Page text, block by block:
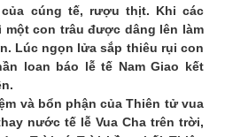
cúng tế, rượu thịt. Khi các
con trâu được dâng lên làm
Lúc ngọn lửa sắp thiêu rụi con
loan báo lễ tế Nam Giao kết
và bổn phận của Thiên tử vua
nước tế lễ Vua Cha trên trời,